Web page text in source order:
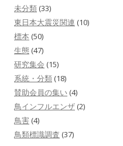
未分類 (33)
東日本大震災関連 (10)
標本 (50)
生態 (47)
研究集会 (15)
系統・分類 (18)
賛助会員の集い (4)
鳥インフルエンザ (2)
鳥害 (4)
鳥類標識調査 (37)